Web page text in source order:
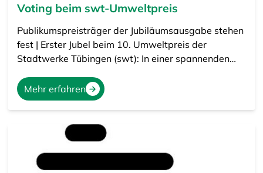
Voting beim swt-Umweltpreis
Publikumspreisträger der Jubiläumsausgabe stehen
fest | Erster Jubel beim 10. Umweltpreis der
Stadtwerke Tübingen (swt): In einer spannenden…
Mehr erfahren